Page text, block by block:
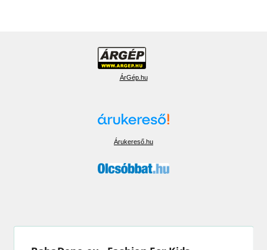
ÁrGép.hu
Árukereső.hu